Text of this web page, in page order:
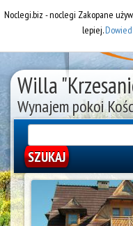
Willa
Wynajem pokoi
Noclegi.biz - noclegi Zakopane
lepiej.